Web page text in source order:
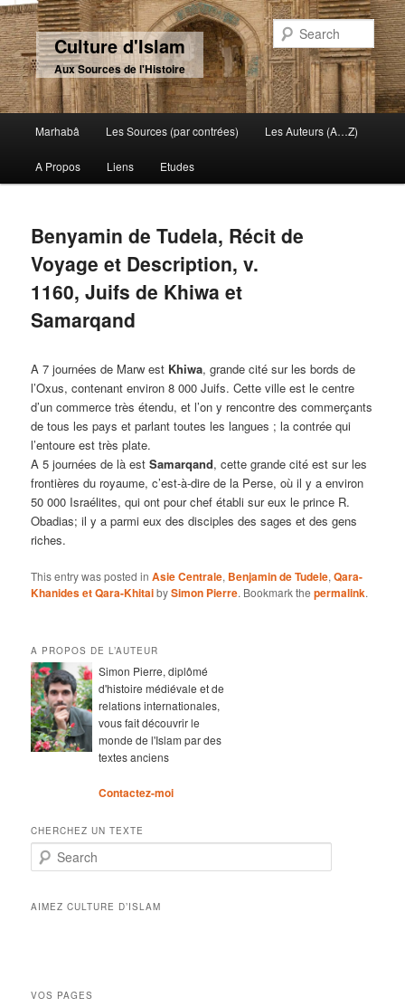
Culture d'Islam
Aux Sources de l'Histoire
Skip to primary content
Skip to secondary content
Marhabâ Les Sources (par contrées) Les Auteurs (A…Z)
A Propos Liens Etudes
Benyamin de Tudela, Récit de
Voyage et Description, v.
1160, Juifs de Khiwa et
Samarqand
A 7 journées de Marw est Khiwa, grande cité sur les bords de
l’Oxus, contenant environ 8 000 Juifs. Cette ville est le centre
d’un commerce très étendu, et l’on y rencontre des commerçants
de tous les pays et parlant toutes les langues ; la contrée qui
l’entoure est très plate.
A 5 journées de là estSamarqand, cette grande cité est sur les
frontières du royaume, c’est-à-dire de la Perse, où il y a environ
50 000 Israélites, qui ont pour chef établi sur eux le prince R.
Obadias; il y a parmi eux des disciples des sages et des gens
riches.
This entry was posted inAsie Centrale, Benjamin de Tudele,Qara-
Khanides et Qara-KhitaibySimon Pierre. Bookmark thepermalink.
A PROPOS DE L’AUTEUR
Simon Pierre, diplômé
d'histoire médiévale et de
relations internationales,
vous fait découvrir le
monde de l'Islam par des
textes anciens
Contactez-moi
CHERCHEZ UN TEXTE
Search
AIMEZ CULTURE D’ISLAM
VOS PAGES